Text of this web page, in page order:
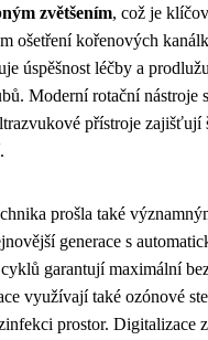
zvětšením, což je
ošetření kořenových
úspěšnost léčby a
Moderní rotační nástroje
přístroje zajišťují
prošla také
generace s
garantují maximální
využívají také ozónové
prostor. Digitalizace